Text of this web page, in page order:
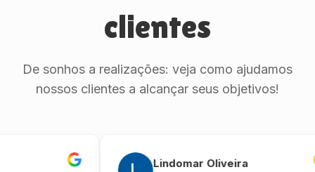
clientes
De sonhos a realizações: veja como ajudamos
nossos clientes a alcançar seus objetivos!
Lindomar Oliveira